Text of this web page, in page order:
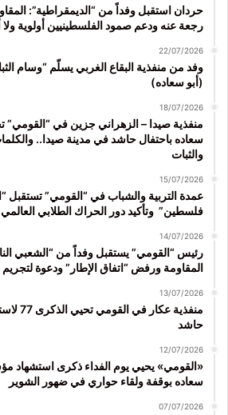
حردان استقبل وفداً من “الديمقراطية”:
رجعة عنه ودعم صمود الفلسطينيين أولوية ولا
22/07/2026
وفد من منفذية البقاع الغربي يسلّم “وسام
(أبو سعاده)
18/07/2026
منفذية صيدا – الزهراني جزين في
سعاده باحتفال حاشد في مدينة صيدا..
والثبات
15/07/2026
عمدة التربية والشباب في “القومي” تستقبل
فلسطين” وتأكيد دور الحراك الطلابي
14/07/2026
رئيس “القومي” يستقبل وفداً من “الشعبي
المقاومة ورفض “اتفاق الإطار” ودعوة لتجريم
13/07/2026
منفذية
حاشد
12/07/2026
«القومي» يحيي يوم الفداء ذكرى استشهاد
سعاده بوقفة ولقاء حواري في ضهور الشوير
07/07/2026